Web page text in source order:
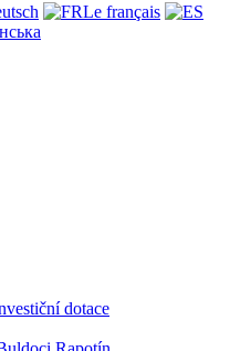
Le français
dotace